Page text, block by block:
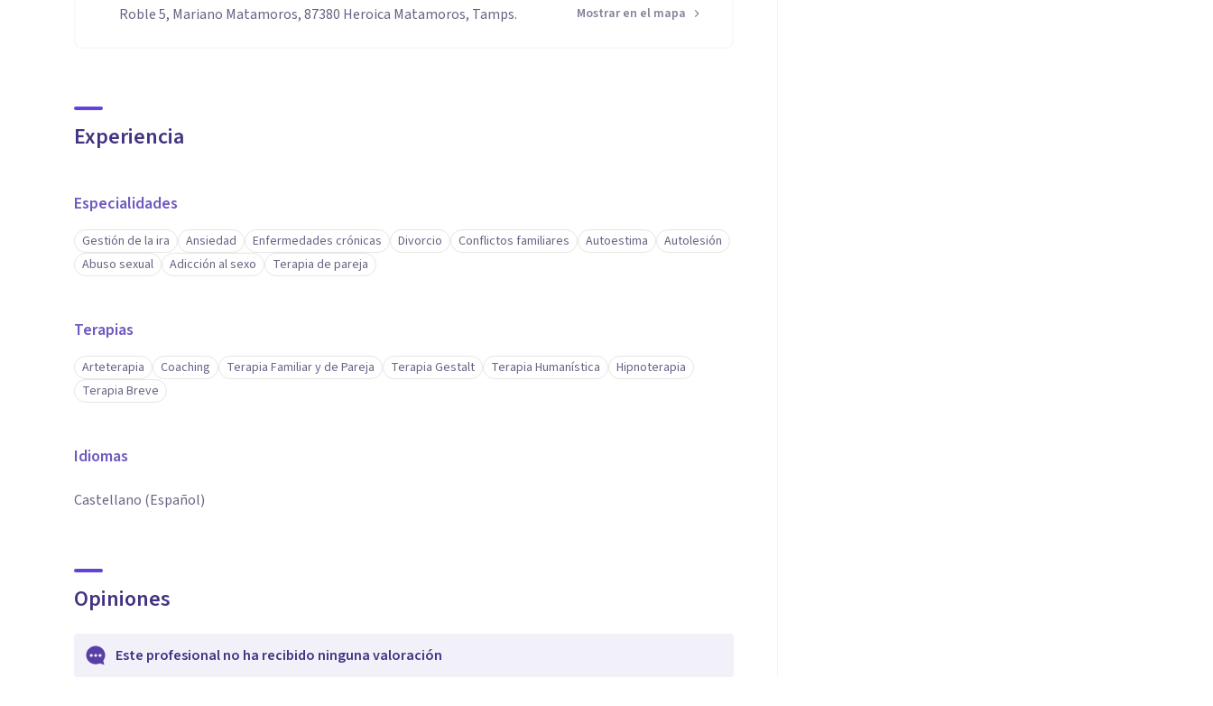
Roble 5, Mariano Matamoros, 87380 Heroica Matamoros, Tamps.
Mostrar en el mapa
Experiencia
Especialidades
Gestión de la ira Ansiedad Enfermedades crónicas Divorcio Conflictos familiares Autoestima
Autolesión
Abuso sexual
Adicción al sexo Terapia de pareja
Terapias
Arteterapia Coaching Terapia Familiar y de Pareja Terapia Gestalt Terapia Humanística
Hipnoterapia
Terapia Breve
Idiomas
Castellano (Español)
Opiniones
Este profesional no ha recibido ninguna valoración